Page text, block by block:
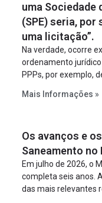
uma Sociedade
(SPE) seria, por
uma licitação”.
Na verdade, ocorre
ordenamento jurídico
PPPs, por exemplo,
empreendimento. Ou
projeto a projeto.
Mais Informações »
Os avanços e
Saneamento no
Em julho de 2026, o
completa seis anos.
das mais relevantes